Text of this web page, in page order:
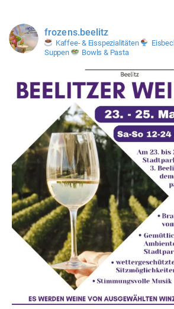
frozens.beelitz
Kaffee- & Eisspezialitäten
Suppen
Bowls & Pasta